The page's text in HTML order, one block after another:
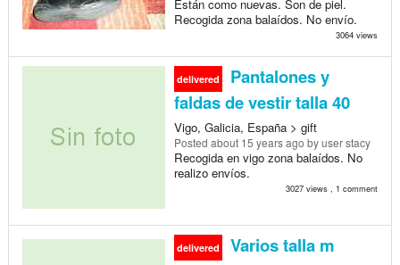
Están como nuevas. Son de piel.
Recogida zona balaídos. No envío.
3064 views
delivered
Pantalones y
faldas de vestir talla 40
Vigo, Galicia, España > gift
Posted about 15 years ago by user stacy
Recogida en vigo zona balaídos. No
realizo envíos.
3027 views , 1 comment
delivered Varios talla m